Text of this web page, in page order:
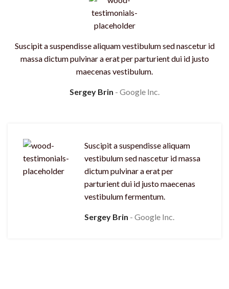
Suscipit a suspendisse aliquam vestibulum sed nascetur id
massa dictum pulvinar a erat per parturient dui id justo
maecenas vestibulum.
Sergey Brin Google Inc.
Suscipit a suspendisse aliquam
vestibulum sed nascetur id massa
dictum pulvinar a erat per
parturient dui id justo maecenas
vestibulum fermentum.
Sergey Brin Google Inc.